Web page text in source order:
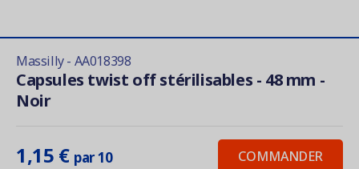
Massilly - AA018398
Capsules twist off stérilisables - 48 mm -
Noir
1,15 € par 10 COMMANDER